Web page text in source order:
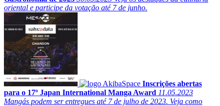
oriental e participe da votação até 7 de junho.
Inscrições abertas
para o 17º Japan International Manga Award 11.05.2023
Mangás podem ser entregues até 7 de julho de 2023. Veja como